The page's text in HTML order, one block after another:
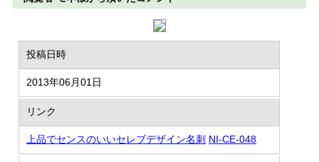
投稿日時
2013年06月01日
リンク
上品でセンスのいいセレブデザイン名刺 NI-CE-048